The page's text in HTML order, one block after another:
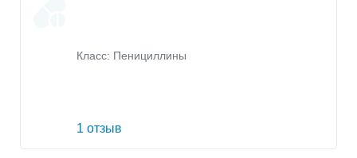
Класс: Пенициллины
1 отзыв